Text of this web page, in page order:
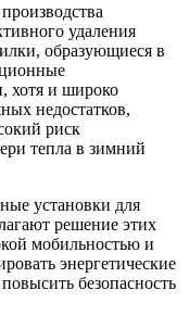
удаления
образующиеся в
хотя и широко
недостатков,
риск
тепла в зимний
установки для
решение этих
мобильностью и
энергетические
безопасность